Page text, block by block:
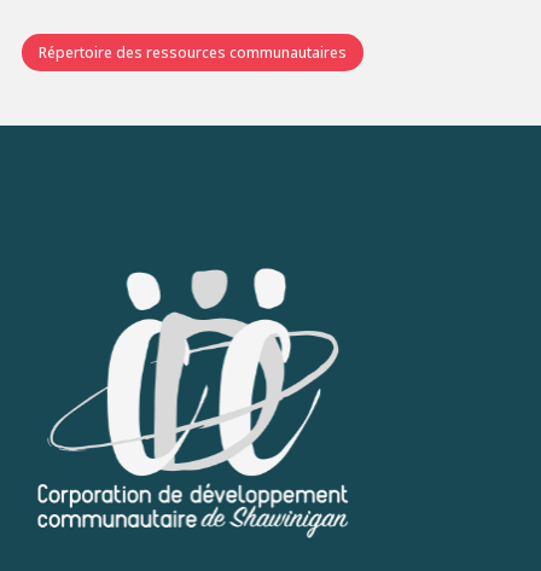
Répertoire des ressources communautaires